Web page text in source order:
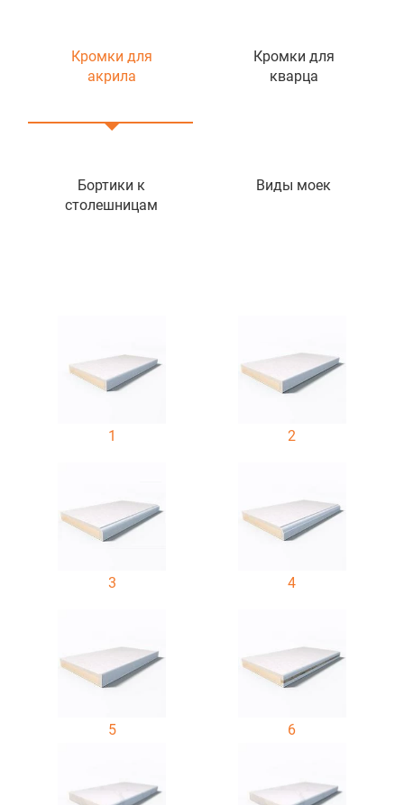
Кромки для
акрила
Кромки для
кварца
Бортики к
столешницам
Виды моек
1 2
3 4
5 6